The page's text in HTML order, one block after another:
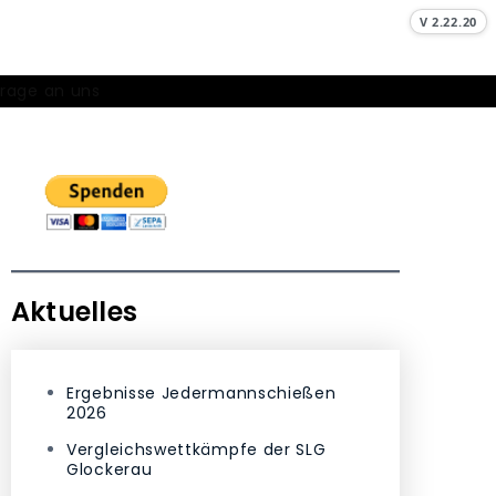
Aktuelles
Ergebnisse Jedermannschießen
2026
Vergleichswettkämpfe der SLG
Glockerau
V 2.22.20